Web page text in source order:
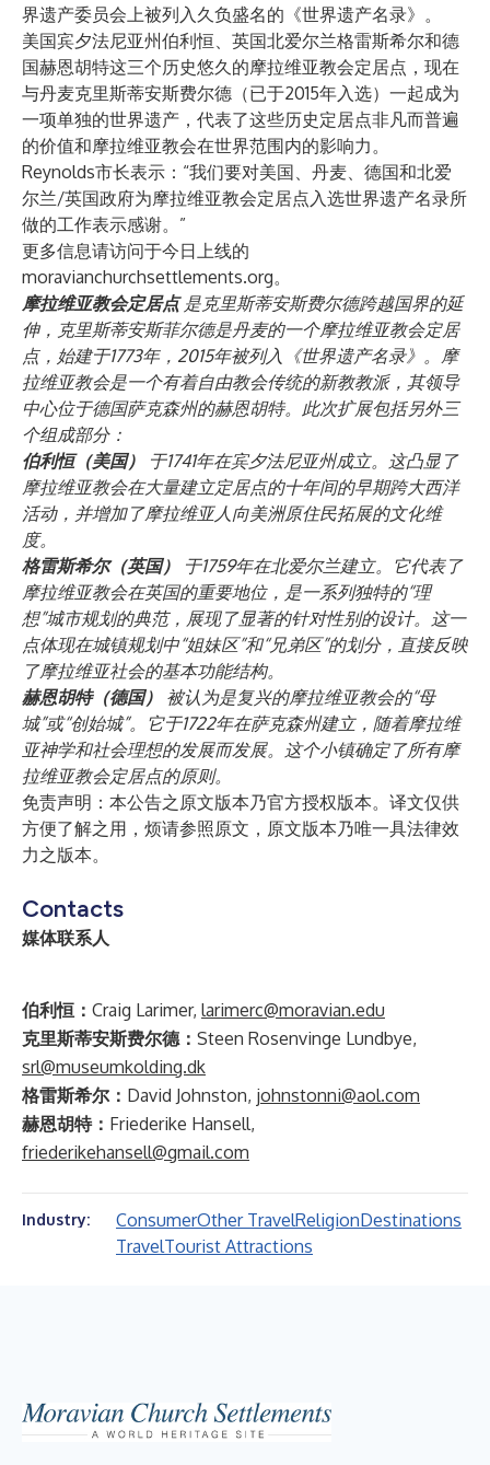
界遗产委员会上被列入久负盛名的《世界遗产名录》。
美国宾夕法尼亚州伯利恒、英国北爱尔兰格雷斯希尔和德
国赫恩胡特这三个历史悠久的摩拉维亚教会定居点，现在
与丹麦克里斯蒂安斯费尔德（已于2015年入选）一起成为
一项单独的世界遗产，代表了这些历史定居点非凡而普遍
的价值和摩拉维亚教会在世界范围内的影响力。
Reynolds市长表示：“我们要对美国、丹麦、德国和北爱
尔兰/英国政府为摩拉维亚教会定居点入选世界遗产名录所
做的工作表示感谢。”
更多信息请访问于今日上线的
moravianchurchsettlements.org。
摩拉维亚教会定居点 是克里斯蒂安斯费尔德跨越国界的延
伸，克里斯蒂安斯菲尔德是丹麦的一个摩拉维亚教会定居
点，始建于1773年，2015年被列入《世界遗产名录》。摩
拉维亚教会是一个有着自由教会传统的新教教派，其领导
中心位于德国萨克森州的赫恩胡特。此次扩展包括另外三
个组成部分：
伯利恒（美国）
于1741年在宾夕法尼亚州成立。这凸显了
摩拉维亚教会在大量建立定居点的十年间的早期跨大西洋
活动，并增加了摩拉维亚人向美洲原住民拓展的文化维
度。
格雷斯希尔（英国）
于1759年在北爱尔兰建立。它代表了
摩拉维亚教会在英国的重要地位，是一系列独特的“理
想”城市规划的典范，展现了显著的针对性别的设计。这一
点体现在城镇规划中“姐妹区”和“兄弟区”的划分，直接反映
了摩拉维亚社会的基本功能结构。
赫恩胡特（德国）
被认为是复兴的摩拉维亚教会的“母
城”或“创始城”。它于1722年在萨克森州建立，随着摩拉维
亚神学和社会理想的发展而发展。这个小镇确定了所有摩
拉维亚教会定居点的原则。
免责声明：本公告之原文版本乃官方授权版本。译文仅供
方便了解之用，烦请参照原文，原文版本乃唯一具法律效
力之版本。
Contacts
媒体联系人
伯利恒： Craig Larimer, larimerc@moravian.edu
克里斯蒂安斯费尔德： Steen Rosenvinge Lundbye,
srl@museumkolding.dk
格雷斯希尔： David Johnston, johnstonni@aol.com
赫恩胡特： Friederike Hansell,
friederikehansell@gmail.com
Industry: ConsumerOther TravelReligionDestinations
TravelTourist Attractions